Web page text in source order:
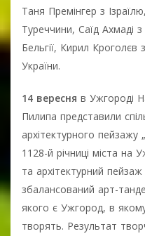
Таня Премінгер з
Туреччини, Саїд Ахмаді
Бельгії, Кирил Кроголєв
України.
14 вересня в Ужгороді
Пилипа представили
архітектурного пейзажу
1128-й річниці міста на
та архітектурний
збалансований арт-
якого є Ужгород, в
творять. Результат